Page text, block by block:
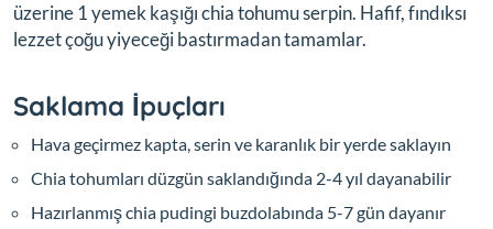
üzerine 1 yemek kaşığı chia tohumu serpin. Hafif, fındıksı
lezzet çoğu yiyeceği bastırmadan tamamlar.
Saklama İpuçları
Hava geçirmez kapta, serin ve karanlık bir yerde saklayın
Chia tohumları düzgün saklandığında 2-4 yıl dayanabilir
Hazırlanmış chia pudingi buzdolabında 5-7 gün dayanır